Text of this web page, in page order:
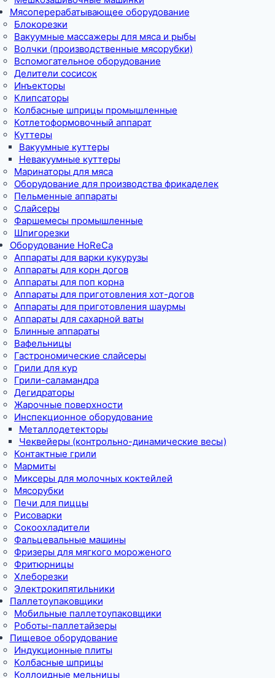
Мясоперерабатывающее оборудование
Блокорезки
Вакуумные массажеры для мяса и рыбы
Волчки (производственные мясорубки)
Вспомогательное оборудование
Делители сосисок
Инъекторы
Клипсаторы
Колбасные шприцы промышленные
Котлетоформовочный аппарат
Куттеры
Вакуумные куттеры
Невакуумные куттеры
Маринаторы для мяса
Оборудование для производства фрикаделек
Пельменные аппараты
Слайсеры
Фаршемесы промышленные
Шпигорезки
Оборудование HoReCa
Аппараты для варки кукурузы
Аппараты для корн догов
Аппараты для поп корна
Аппараты для приготовления хот-догов
Аппараты для приготовления шаурмы
Аппараты для сахарной ваты
Блинные аппараты
Вафельницы
Гастрономические слайсеры
Грили для кур
Грили-саламандра
Дегидраторы
Жарочные поверхности
Инспекционное оборудование
Металлодетекторы
Чеквейеры (контрольно-динамические весы)
Контактные грили
Мармиты
Миксеры для молочных коктейлей
Мясорубки
Печи для пиццы
Рисоварки
Сокоохладители
Фальцевальные машины
Фризеры для мягкого мороженого
Фритюрницы
Хлеборезки
Электрокипятильники
Паллетоупаковщики
Мобильные паллетоупаковщики
Роботы-паллетайзеры
Пищевое оборудование
Индукционные плиты
Колбасные шприцы
Коллоидные мельницы